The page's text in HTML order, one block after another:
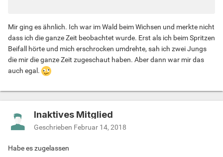
Mir ging es ähnlich. Ich war im Wald beim Wichsen und merkte nicht
dass ich die ganze Zeit beobachtet wurde. Erst als ich beim Spritzen
Beifall hörte und mich erschrocken umdrehte, sah ich zwei Jungs
die mir die ganze Zeit zugeschaut haben. Aber dann war mir das
auch egal.
Inaktives Mitglied
Geschrieben Februar 14, 2018
Habe es zugelassen